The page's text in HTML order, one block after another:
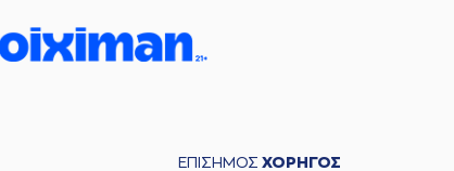
ΕΠΙΣΗΜΟΣ ΧΟΡΗΓΟΣ